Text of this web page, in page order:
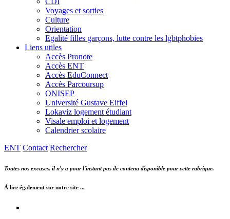
Voyages et sorties
Culture
Orientation
Egalité filles garçons, lutte contre les lgbtphobies
Liens utiles
Accès Pronote
Accès ENT
Accès EduConnect
Accès Parcoursup
ONISEP
Université Gustave Eiffel
Lokaviz logement étudiant
Visale emploi et logement
Calendrier scolaire
ENT Contact Rechercher
Toutes nos excuses, il n'y a pour l'instant pas de contenu disponible pour cette rubrique.
À lire également sur notre site ...